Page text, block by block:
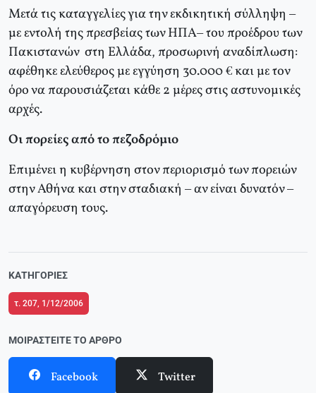
Μετά τις καταγγελίες για την εκδικητική σύλληψη –
με εντολή της πρεσβείας των ΗΠΑ– του προέδρου των
Πακιστανών στη Ελλάδα, προσωρινή αναδίπλωση:
αφέθηκε ελεύθερος με εγγύηση 30.000 € και με τον
όρο να παρουσιάζεται κάθε 2 μέρες στις αστυνομικές
αρχές.
Οι πορείες από το πεζοδρόμιο
Επιμένει η κυβέρνηση στον περιορισμό των πορειών
στην Αθήνα και στην σταδιακή – αν είναι δυνατόν –
απαγόρευση τους.
ΚΑΤΗΓΟΡΊΕΣ
τ. 207, 1/12/2006
ΜΟΙΡΑΣΤΕΊΤΕ ΤΟ ΆΡΘΡΟ
Facebook Twitter